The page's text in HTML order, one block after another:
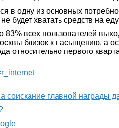
в одну из основных
будет хватать средств на
83% всех пользователей
близок к насыщению, а
относительно первого
соискание главной награды